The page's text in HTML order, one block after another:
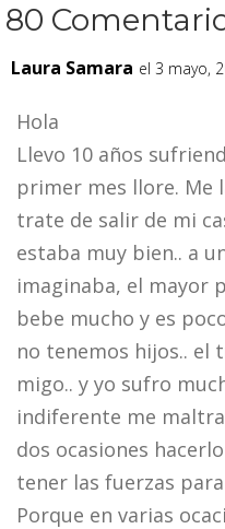
80
Laura Samara el 3 mayo,
Hola
Llevo 10 años
primer mes llore. Me
trate de salir de mi
estaba muy bien.. a
imaginaba, el mayor
bebe mucho y es
no tenemos hijos.. el
migo.. y yo sufro
indiferente me
dos ocasiones
tener las fuerzas
Porque en varias